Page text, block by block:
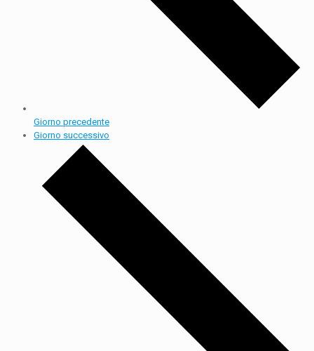
Giorno precedente
Giorno successivo